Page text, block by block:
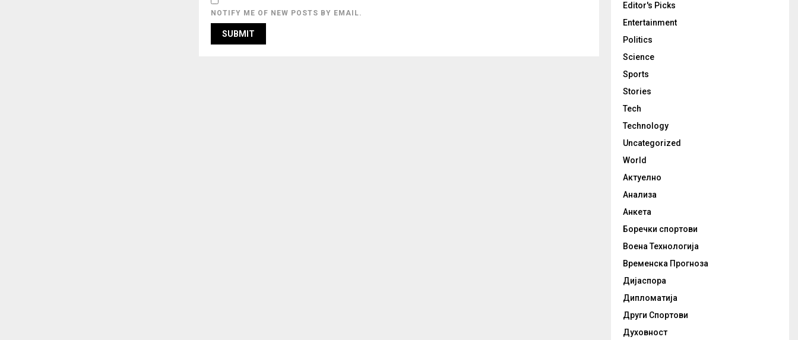
NOTIFY ME OF NEW POSTS BY EMAIL.
Editor's Picks
Entertainment
Politics
Science
Sports
Stories
Tech
Technology
Uncategorized
World
Актуелно
Анализа
Анкета
Боречки спортови
Воена Технологија
Временска Прогноза
Дијаспора
Дипломатија
Други Спортови
Духовност